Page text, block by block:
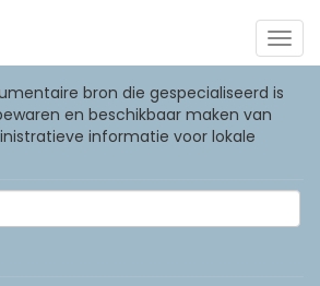
bron die gespecialiseerd is
en beschikbaar maken van
informatie voor lokale